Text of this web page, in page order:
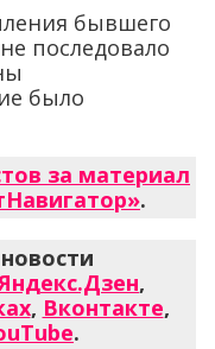
бывшего
последовало
было
за материал
.
,
, Вконтакте,
.